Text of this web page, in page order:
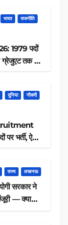
भारत राजनीति
1979 पदों
ग्रेजुएट तक करें
दुनिया नौकरी
पर भर्ती, ऐसे
राज्य लखनऊ
सरकार ने
— क्या